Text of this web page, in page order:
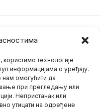
технологије
информацијама о уређају.
нам омогућити да
при прегледању или
Непристанак или
утицати на одређене